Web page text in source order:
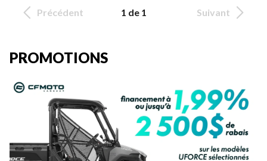
Précédent 1 de 1 Suivant
PROMOTIONS